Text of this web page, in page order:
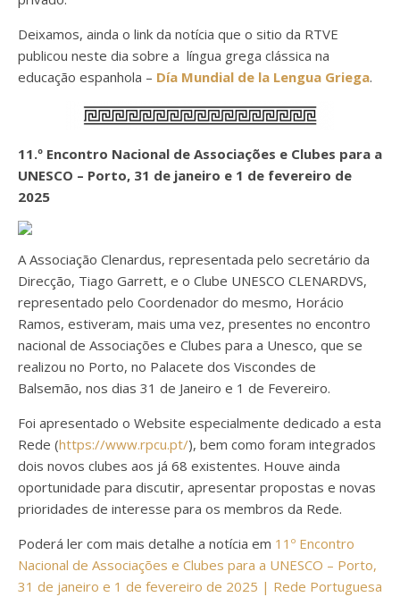
Deixamos, ainda o link da notícia que o sitio da RTVE
publicou neste dia sobre a língua grega clássica na
educação espanhola – Día Mundial de la Lengua Griega.
11.º Encontro Nacional de Associações e Clubes para a
UNESCO – Porto, 31 de janeiro e 1 de fevereiro de
2025
A Associação Clenardus, representada pelo secretário da
Direcção, Tiago Garrett, e o Clube UNESCO CLENARDVS,
representado pelo Coordenador do mesmo, Horácio
Ramos, estiveram, mais uma vez, presentes no encontro
nacional de Associações e Clubes para a Unesco, que se
realizou no Porto, no Palacete dos Viscondes de
Balsemão, nos dias 31 de Janeiro e 1 de Fevereiro.
Foi apresentado o Website especialmente dedicado a esta
Rede (https://www.rpcu.pt/), bem como foram integrados
dois novos clubes aos já 68 existentes. Houve ainda
oportunidade para discutir, apresentar propostas e novas
prioridades de interesse para os membros da Rede.
Poderá ler com mais detalhe a notícia em 11º Encontro
Nacional de Associações e Clubes para a UNESCO – Porto,
31 de janeiro e 1 de fevereiro de 2025 | Rede Portuguesa